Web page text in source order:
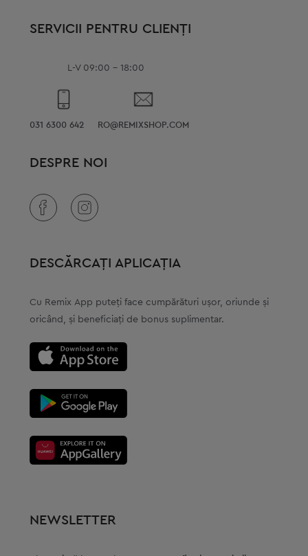
SERVICII PENTRU CLIENȚI
L-V 09:00 - 18:00
031 6300 642 RO@REMIXSHOP.COM
DESPRE NOI
DESCĂRCAȚI APLICAȚIA
Cu Remix Аpp puteți face cumpărături ușor, oriunde și
oricând, și beneficiați de bonus suplimentar.
NEWSLETTER